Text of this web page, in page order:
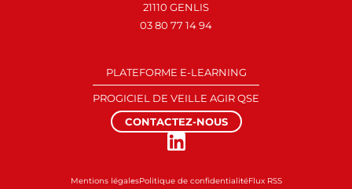
21110 GENLIS
03 80 77 14 94
PLATEFORME E-LEARNING
PROGICIEL DE VEILLE AGIR QSE
CONTACTEZ-NOUS
Mentions légalesPolitique de confidentialitéFlux RSS